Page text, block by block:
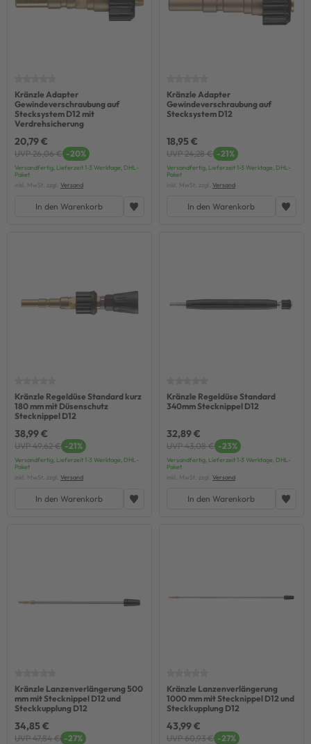
Kränzle Adapter
Gewindeverschraubung auf
Stecksystem D12 mit
Verdrehsicherung
20,79 €
UVP 26,06 € -20%
Versandfertig, Lieferzeit 1-3 Werktage, DHL-
Paket
inkl. MwSt. zzgl. Versand
In den Warenkorb
Kränzle Adapter
Gewindeverschraubung auf
Stecksystem D12
18,95 €
UVP 24,28 € -21%
Versandfertig, Lieferzeit 1-3 Werktage, DHL-
Paket
inkl. MwSt. zzgl. Versand
In den Warenkorb
Kränzle Regeldüse Standard kurz
180 mm mit Düsenschutz
Stecknippel D12
38,99 €
UVP 49,62 € -21%
Versandfertig, Lieferzeit 1-3 Werktage, DHL-
Paket
inkl. MwSt. zzgl. Versand
In den Warenkorb
Kränzle Regeldüse Standard
340mm Stecknippel D12
32,89 €
UVP 43,08 € -23%
Versandfertig, Lieferzeit 1-3 Werktage, DHL-
Paket
inkl. MwSt. zzgl. Versand
In den Warenkorb
Kränzle Lanzenverlängerung 500
mm mit Stecknippel D12 und
Steckkupplung D12
34,85 €
UVP 47,84 € -27%
Kränzle Lanzenverlängerung
1000 mm mit Stecknippel D12 und
Steckkupplung D12
43,99 €
UVP 60,93 € -27%